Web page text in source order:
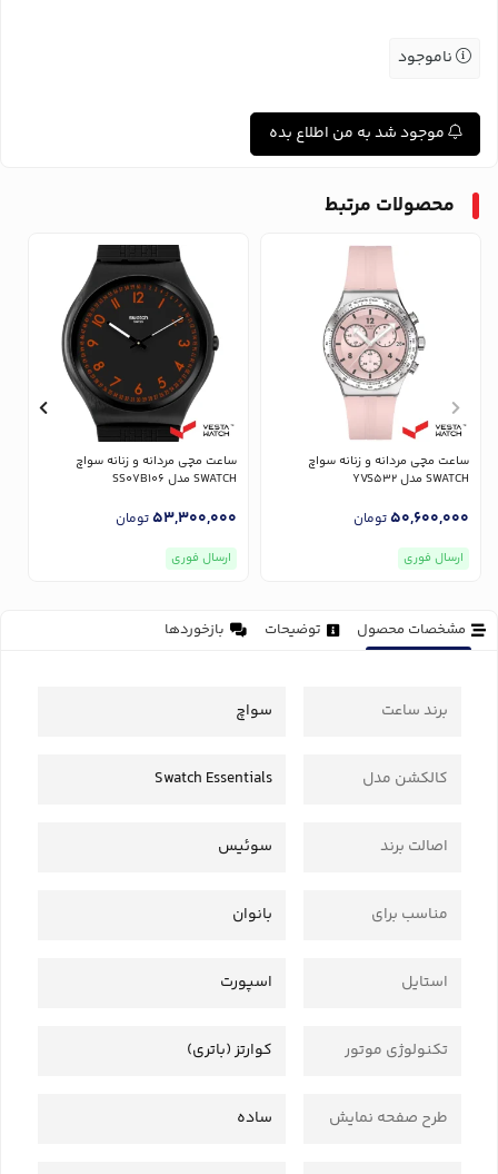
ناموجود
موجود شد به من اطلاع بده
محصولات مرتبط
ساعت مچی مردانه و زنانه سواچ
SWATCH مدل YVS532
50,600,000تومان
ارسال فوری
ساعت مچی مردانه و زنانه سواچ
SWATCH مدل SS07B106
53,300,000تومان
ارسال فوری
مشخصات محصول توضیحات بازخوردها
برند ساعت سواچ
کالکشن مدل Swatch Essentials
اصالت برند سوئیس
مناسب برای بانوان
استایل اسپورت
تکنولوژی موتور کوارتز (باتری)
طرح صفحه نمایش ساده